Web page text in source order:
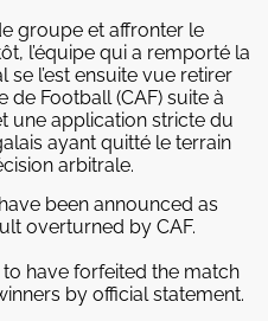
groupe et affronter le
l’équipe qui a remporté la
se l’est ensuite vue retirer
de Football (CAF) suite à
une application stricte du
ayant quitté le terrain
arbitrale.
been announced as
overturned by CAF.
have forfeited the match
by official statement.